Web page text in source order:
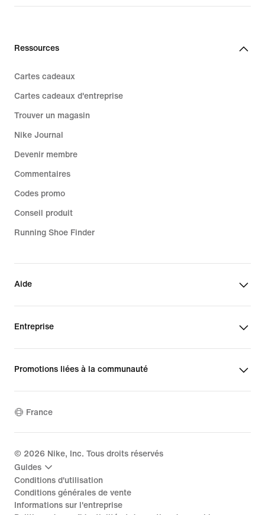
Ressources
Cartes cadeaux
Cartes cadeaux d'entreprise
Trouver un magasin
Nike Journal
Devenir membre
Commentaires
Codes promo
Conseil produit
Running Shoe Finder
Aide
Entreprise
Promotions liées à la communauté
France
© 2026 Nike, Inc. Tous droits réservés
Guides
Conditions d'utilisation
Conditions générales de vente
Informations sur l'entreprise